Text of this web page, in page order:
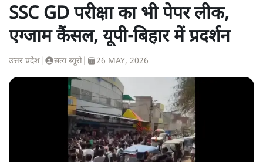
SSC GD परीक्षा का भी पेपर लीक,
एग्जाम कैंसल, यूपी-बिहार में प्रदर्शन
उत्तर प्रदेश सत्य ब्यूरो 26 MAY, 2026